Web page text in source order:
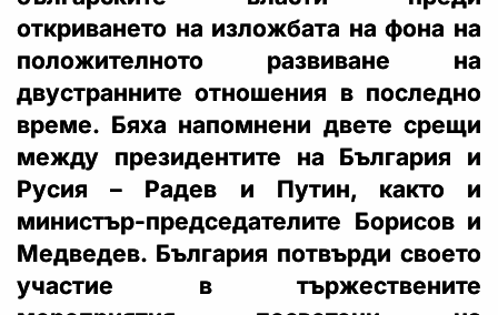
откриването на изложбата на фона на
положителното развиване на
двустранните отношения в последно
време. Бяха напомнени двете срещи
между президентите на България и
Русия – Радев и Путин, както и
министър-председателите Борисов и
Медведев. България потвърди своето
участие в тържествените